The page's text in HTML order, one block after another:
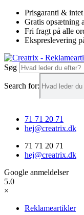
Videre
indhold
Prisgaranti &
Gratis opsætning
Fri fragt på alle
Ekspreslevering
Søg
Search for:
71 71 20 71
hej@creatrix.dk
71 71 20 71
hej@creatrix.dk
Google anmeldelser
5.0
×
Reklameartikler